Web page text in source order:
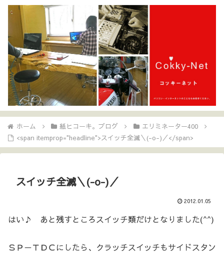
ホーム 紙ヒコーキ。ブログ
エリミネーター400
<span itemprop="headline">スイッチ全滅＼(-o-)／</span>
スイッチ全滅＼(-o-)／
2012.01.05
はい♪ あと残すところスイッチ類だけとなりました(^^)
ＳＰ－ＴＤＣにしたら、クラッチスイッチもサイドスタン